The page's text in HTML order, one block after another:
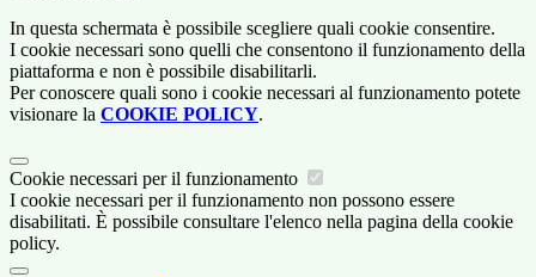
In questa schermata è possibile scegliere quali cookie consentire.
I cookie necessari sono quelli che consentono il funzionamento della
piattaforma e non è possibile disabilitarli.
Per conoscere quali sono i cookie necessari al funzionamento potete
visionare la COOKIE POLICY.
Cookie necessari per il funzionamento
I cookie necessari per il funzionamento non possono essere
disabilitati. È possibile consultare l'elenco nella pagina della cookie
policy.